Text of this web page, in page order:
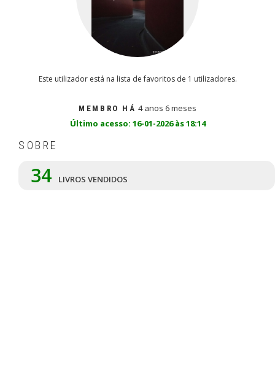
Este utilizador está na lista de favoritos de 1 utilizadores.
MEMBRO HÁ 4 anos 6 meses
Último acesso: 16-01-2026 às 18:14
SOBRE
34 LIVROS VENDIDOS